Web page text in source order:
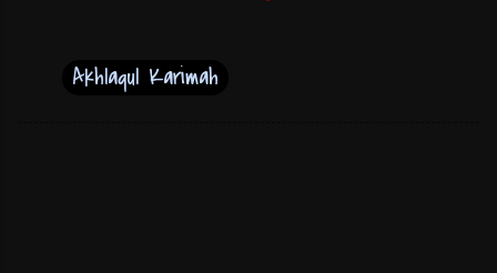
Akhlaqul Karimah